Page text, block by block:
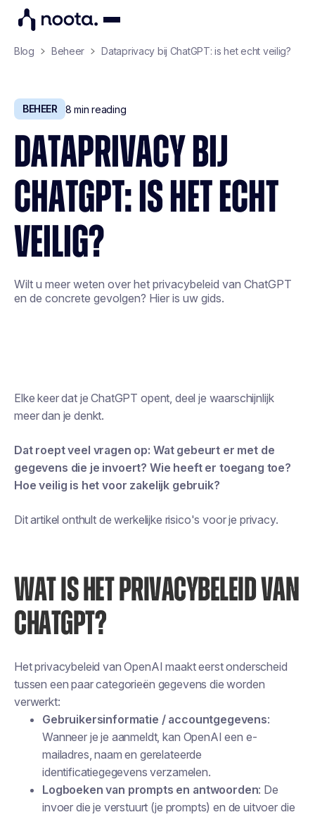
Blog Beheer Dataprivacy bij ChatGPT: is het echt veilig?
BEHEER 8 min reading
DATAPRIVACY BIJ
CHATGPT: IS HET ECHT
VEILIG?
Wilt u meer weten over het privacybeleid van ChatGPT
en de concrete gevolgen? Hier is uw gids.
Elke keer dat je ChatGPT opent, deel je waarschijnlijk
meer dan je denkt.
Dat roept veel vragen op: Wat gebeurt er met de
gegevens die je invoert? Wie heeft er toegang toe?
Hoe veilig is het voor zakelijk gebruik?
Dit artikel onthult de werkelijke risico's voor je privacy.
WAT IS HET PRIVACYBELEID VAN
CHATGPT?
Het privacybeleid van OpenAI maakt eerst onderscheid
tussen een paar categorieën gegevens die worden
verwerkt:
Gebruikersinformatie / accountgegevens:
Wanneer je je aanmeldt, kan OpenAI een e-
mailadres, naam en gerelateerde
identificatiegegevens verzamelen.
Logboeken van prompts en antwoorden: De
invoer die je verstuurt (je prompts) en de uitvoer die